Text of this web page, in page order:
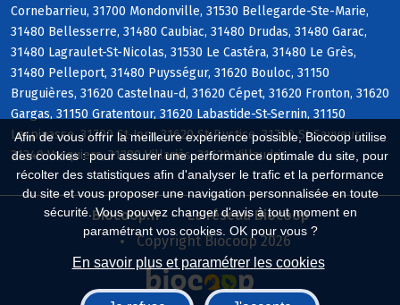
Afin de vous offrir la meilleure expérience possible, Biocoop utilise
des cookies : pour assurer une performance optimale du site, pour
récolter des statistiques afin d'analyser le trafic et la performance
du site et vous proposer une navigation personnalisée en toute
sécurité. Vous pouvez changer d'avis à tout moment en
paramétrant vos cookies. OK pour vous ?
En savoir plus et paramétrer les cookies
Cornebarrieu, 31700 Mondonville, 31530 Bellegarde-Ste-Marie,
31480 Bellesserre, 31480 Caubiac, 31480 Drudas, 31480 Garac,
31480 Lagraulet-St-Nicolas, 31530 Le Castéra, 31480 Le Grès,
31480 Pelleport, 31480 Puysségur, 31620 Bouloc, 31150
Bruguières, 31620 Castelnau-d, 31620 Cépet, 31620 Fronton, 31620
Gargas, 31150 Gratentour, 31620 Labastide-St-Sernin, 31150
Lespinasse, 31790 St-Jory, 31620 St-Rustice, 31790 St-Sauveur,
31340 Vacquiers, 31380 Villariès, 31620 Villaudric
Biocoop.fr
Le réseau Biocoop
Copyright Biocoop 2026